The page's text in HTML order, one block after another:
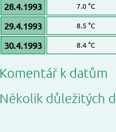
28.4.1993 7.0 °C
29.4.1993 8.5 °C
30.4.1993 8.4 °C
Komentář k datům
Několik důležitých